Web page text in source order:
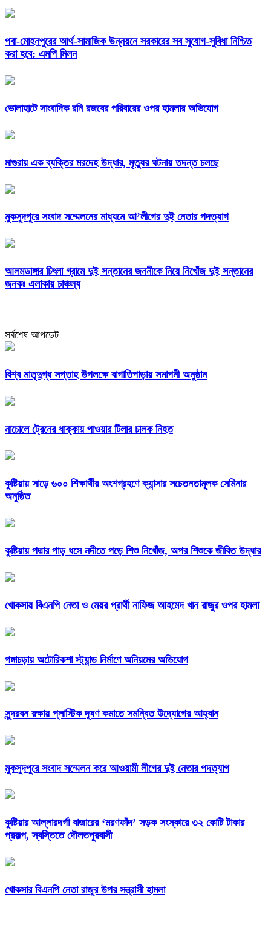
পবা-মোহনপুরের আর্থ-সামাজিক উন্নয়নে সরকারের সব সুযোগ-সুবিধা নিশ্চিত
করা হবে: এমপি মিলন
ভোলাহাটে সাংবাদিক রনি রজবের পরিবারের ওপর হামলার অভিযোগ
মাগুরায় এক ব্যক্তির মরদেহ উদ্ধার, মৃত্যুর ঘটনায় তদন্ত চলছে
মুকসুদপুরে সংবাদ সম্মেলনের মাধ্যমে আ’লীগের দুই নেতার পদত্যাগ
আলমডাঙ্গার চিৎলা গ্রামে দুই সন্তানের জননীকে নিয়ে নিখোঁজ দুই সন্তানের
জনকঃ এলাকায় চাঞ্চল্য
সর্বশেষ আপডেট
বিশ্ব মাতৃদুগ্ধ সপ্তাহ উপলক্ষে বাগাতিপাড়ায় সমাপনী অনুষ্ঠান
নাচোলে ট্রেনের ধাক্কায় পাওয়ার টিলার চালক নিহত
কুষ্টিয়ায় সাড়ে ৬০০ শিক্ষার্থীর অংশগ্রহণে ক্যান্সার সচেতনতামূলক সেমিনার
অনুষ্ঠিত
কুষ্টিয়ায় পদ্মার পাড় ধসে নদীতে পড়ে শিশু নিখোঁজ, অপর শিশুকে জীবিত উদ্ধার
খোকসায় বিএনপি নেতা ও মেয়র প্রার্থী নাফিজ আহমেদ খান রাজুর ওপর হামলা
গঙ্গাচড়ায় অটোরিকশা স্ট্যান্ড নির্মাণে অনিয়মের অভিযোগ
সুন্দরবন রক্ষায় প্লাস্টিক দূষণ কমাতে সমন্বিত উদ্যোগের আহ্বান
মুকসুদপুরে সংবাদ সম্মেলন করে আওয়ামী লীগের দুই নেতার পদত্যাগ
কুষ্টিয়ার আল্লারদর্গা বাজারের ‘মরণফাঁদ’ সড়ক সংস্কারে ৩২ কোটি টাকার
প্রকল্প, স্বস্তিতে দৌলতপুরবাসী
খোকসার বিএনপি নেতা রাজুর উপর সন্ত্রাসী হামলা